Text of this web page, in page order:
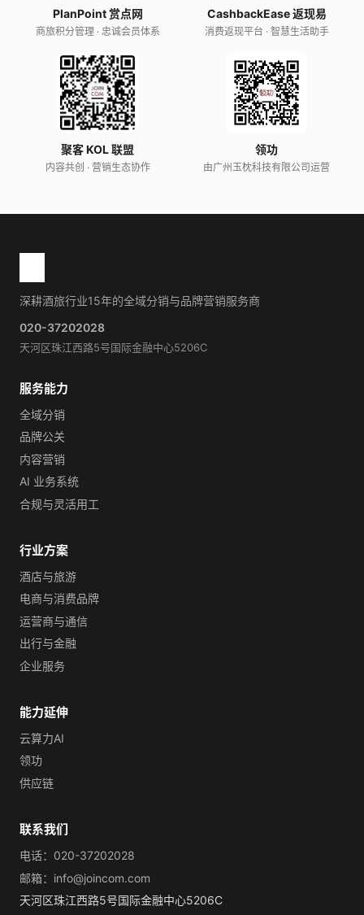
PlanPoint 赏点网
商旅积分管理 · 忠诚会员体系
CashbackEase 返现易
消费返现平台 · 智慧生活助手
聚客 KOL 联盟
内容共创 · 营销生态协作
领功
由广州玉枕科技有限公司运营
深耕酒旅行业15年的全域分销与品牌营销服务商
020-37202028
天河区珠江西路5号国际金融中心5206C
服务能力
全域分销
品牌公关
内容营销
AI 业务系统
合规与灵活用工
行业方案
酒店与旅游
电商与消费品牌
运营商与通信
出行与金融
企业服务
能力延伸
云算力AI
领功
供应链
联系我们
电话：020-37202028
邮箱：info@joincom.com
天河区珠江西路5号国际金融中心5206C